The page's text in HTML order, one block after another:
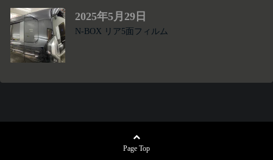
2025年5月29日
N-BOX リア5面フィルム
Page Top